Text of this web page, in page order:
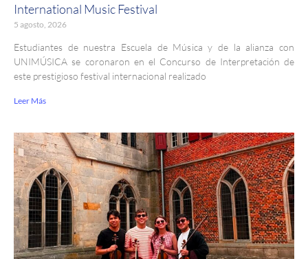
International Music Festival
5 agosto, 2026
Estudiantes de nuestra Escuela de Música y de la alianza con
UNIMÚSICA se coronaron en el Concurso de Interpretación de
este prestigioso festival internacional realizado
Leer Más